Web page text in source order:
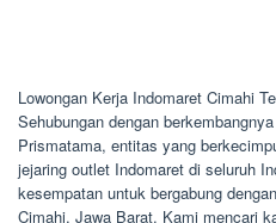
Lowongan Kerja Indomaret Cimahi
Sehubungan dengan
Prismatama, entitas yang
jejaring outlet Indomaret di seluruh
kesempatan untuk bergabung
Cimahi, Jawa Barat. Kami mencari